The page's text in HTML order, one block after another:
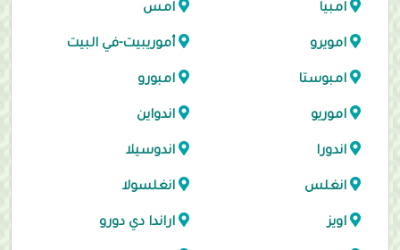
امبيا امس
امويرو أموريبيت-في البيت
امبوستا امبورو
اموريو اندواين
اندورا اندوسيلا
انغلس انغلسولا
اويز اراندا دي دورو